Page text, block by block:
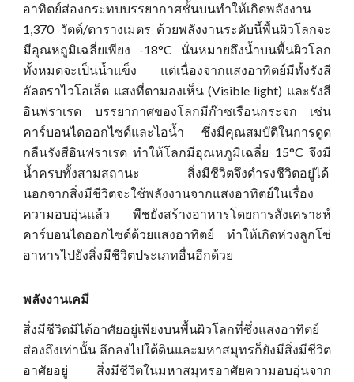
อาทิตย์ส่องกระทบบรรยากาศชั้นบนทำให้เกิดพลังงาน
1,370 วัตต์/ตารางเมตร ด้วยพลังงานระดับนี้พื้นผิวโลกจะ
มีอุณหถูมิเฉลี่ยเพียง -18°C นั่นหมายถึงน้ำบนพื้นผิวโลก
ทั้งหมดจะเป็นน้ำแข็ง แต่เนื่องจากแสงอาทิตย์มีทั้งรังสี
อัลตราไวโอเล็ต แสงที่ตามองเห็น (Visible light) และรังสี
อินฟราเรด บรรยากาศของโลกมีก๊าซเรือนกระจก เช่น
คาร์บอนไดออกไซด์และไอน้ำ ซึ่งมีคุณสมบัติในการดูด
กลืนรังสีอินฟราเรด ทำให้โลกมีอุณหภูมิเฉลี่ย 15°C จึงมี
น้ำครบทั้งสามสถานะ สิ่งมีชีวิตจึงดำรงชีวิตอยู่ได้
นอกจากสิ่งมีชีวิตจะใช้พลังงานจากแสงอาทิตย์ในเรื่อง
ความอบอุ่นแล้ว พืชยังสร้างอาหารโดยการสังเคราะห์
คาร์บอนไดออกไซด์ด้วยแสงอาทิตย์ ทำให้เกิดห่วงลูกโซ่
อาหารไปยังสิ่งมีชีวิตประเภทอื่นอีกด้วย
พลังงานเคมี
สิ่งมีชีวิตมิได้อาศัยอยู่เพียงบนพื้นผิวโลกที่ซึ่งแสงอาทิตย์
ส่องถึงเท่านั้น ลึกลงไปใต้ดินและมหาสมุทรก็ยังมีสิ่งมีชีวิต
อาศัยอยู่ สิ่งมีชีวิตในมหาสมุทรอาศัยความอบอุ่นจาก